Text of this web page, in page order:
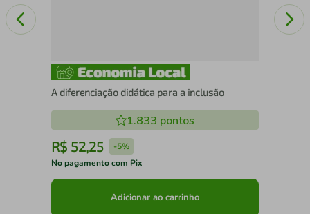
A diferenciação didática para a inclusão
1.833 pontos
R$ 52,25 -5%
No pagamento com Pix
Adicionar ao carrinho